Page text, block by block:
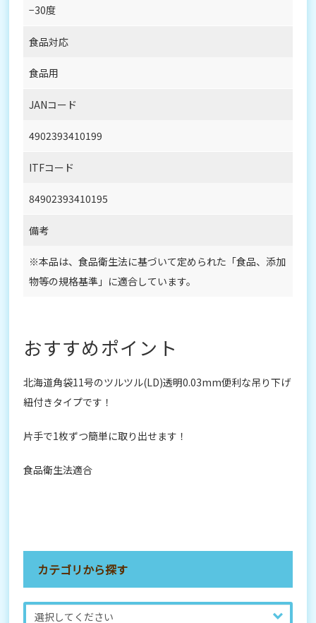
−30度
食品対応
食品用
JANコード
4902393410199
ITFコード
84902393410195
備考
※本品は、食品衛生法に基づいて定められた「食品、添加
物等の規格基準」に適合しています。
おすすめポイント
北海道角袋11号のツルツル(LD)透明0.03mm便利な吊り下げ
紐付きタイプです！
片手で1枚ずつ簡単に取り出せます！
食品衛生法適合
カテゴリから探す